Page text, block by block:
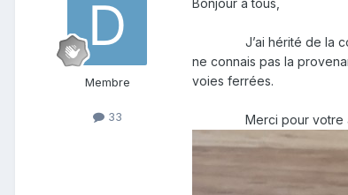
Membre
33
Bonjour à tous,
J’ai hérité de la
ne connais pas la
voies ferrées.
Merci pour votre